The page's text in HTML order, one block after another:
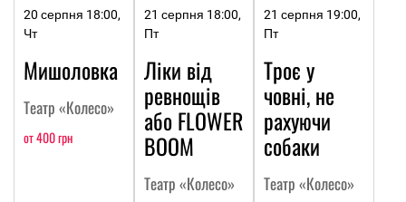
20 серпня 18:00,
Чт
Мишоловка
Театр «Колесо»
от 400 грн
21 серпня 18:00,
Пт
Ліки від
ревнощів
або FLOWER
BOOM
Театр «Колесо»
21 серпня 19:00,
Пт
Троє у
човні, не
рахуючи
собаки
Театр «Колесо»